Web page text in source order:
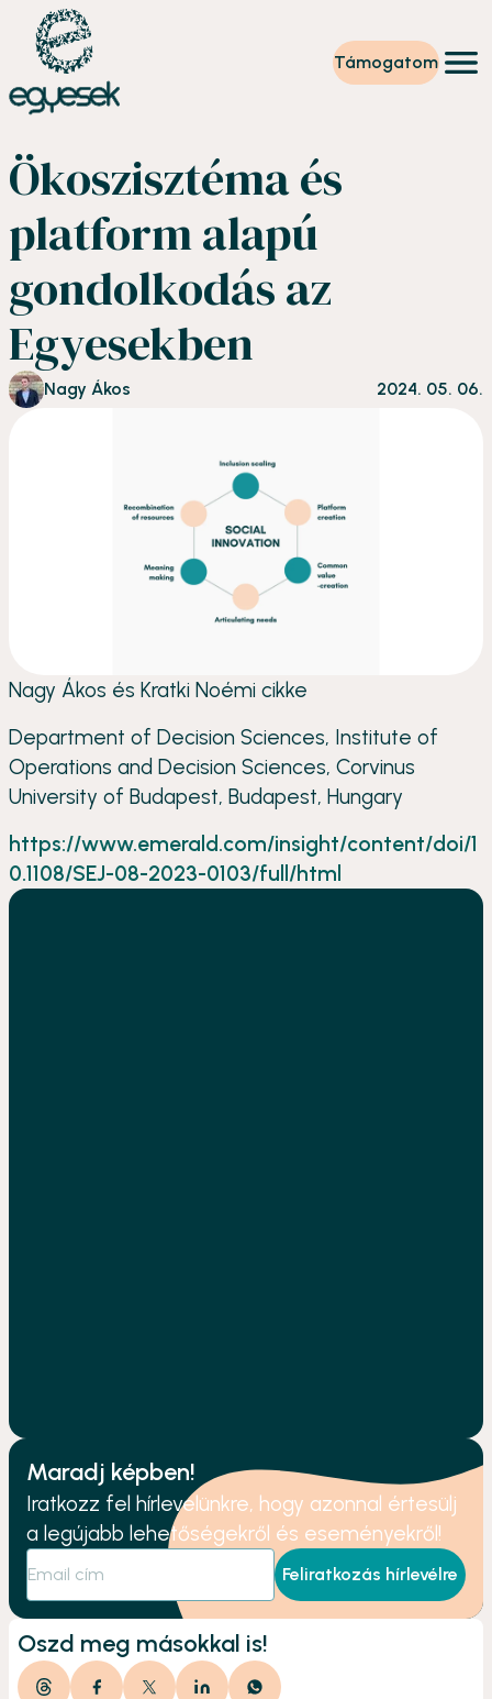
Támogatom
Önkéntesség
Szintet lépek
Tevékenységeink
Rólunk
Partnerek
Adományzóna
Hírek
HU
Ökoszisztéma és
platform alapú
gondolkodás az
Egyesekben
Nagy Ákos 2024. 05. 06.
Nagy Ákos és Kratki Noémi cikke
Department of Decision Sciences, Institute of
Operations and Decision Sciences, Corvinus
University of Budapest, Budapest, Hungary
https://www.emerald.com/insight/content/doi/1
0.1108/SEJ-08-2023-0103/full/html
Maradj képben!
Iratkozz fel hírlevelünkre, hogy azonnal értesülj
a legújabb lehetőségekről és eseményekről!
Feliratkozás hírlevélre
Oszd meg másokkal is!